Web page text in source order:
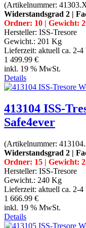
(Artikelnummer:
Widerstandsgrad 2 |
Ordner: 10 | Gewicht:
Hersteller: ISS-Tresore
Gewicht.: 201 Kg
Lieferzeit: aktuell ca. 2-4
1 499.99 €
inkl. 19 % MwSt.
Details
413104 ISS-
Safe4ever
(Artikelnummer:
Widerstandsgrad 2 |
Ordner: 15 | Gewicht:
Hersteller: ISS-Tresore
Gewicht.: 240 Kg
Lieferzeit: aktuell ca. 2-4
1 666.99 €
inkl. 19 % MwSt.
Details